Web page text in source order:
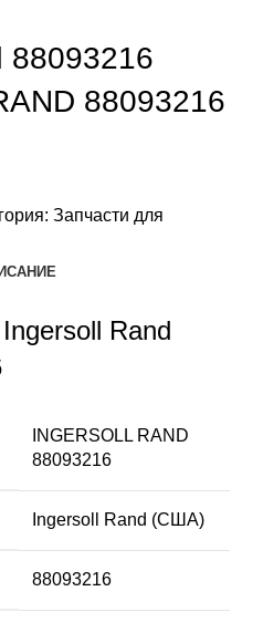
88093216
88093216
Запчасти для
Rand
INGERSOLL RAND
88093216
Ingersoll Rand (США)
88093216